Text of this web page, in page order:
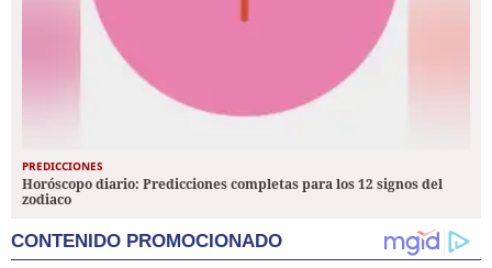
PREDICCIONES
Horóscopo diario: Predicciones completas para los 12 signos del
zodiaco
CONTENIDO PROMOCIONADO